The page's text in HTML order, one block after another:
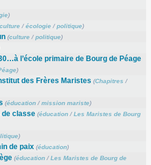
)
/écologie/politique)
(culture/politique)
l’école primaire de Bourg de Péage
)
des Frères Maristes (Chapitres /
(éducation/mission mariste)
de classe (éducation/Les Maristes de Bourg
)
de paix (éducation)
(éducation/Les Maristes de Bourg de